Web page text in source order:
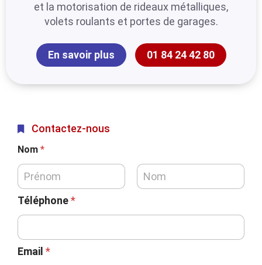
et la motorisation de rideaux métalliques,
volets roulants et portes de garages.
En savoir plus 01 84 24 42 80
Contactez-nous
Nom *
Téléphone*
Email *